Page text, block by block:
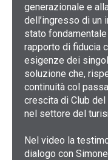
generazionale e
dell’ingresso di un
stato
rapporto di fiducia
esigenze dei
soluzione che,
continuità col
crescita di Club
nel settore del
Nel video la
dialogo con